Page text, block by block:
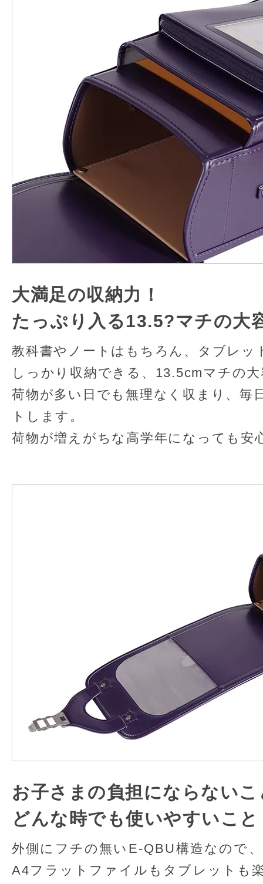
大満足の収納力！
たっぷり入る13.5?マチの大
教科書やノートはもちろん、タブレッ
しっかり収納できる、13.5cmマチの
荷物が多い日でも無理なく収まり、毎
トします。
荷物が増えがちな高学年になっても安
お子さまの負担にならないこ
どんな時でも使いやすいこと
外側にフチの無いE-QBU構造なので
A4フラットファイルもタブレットも